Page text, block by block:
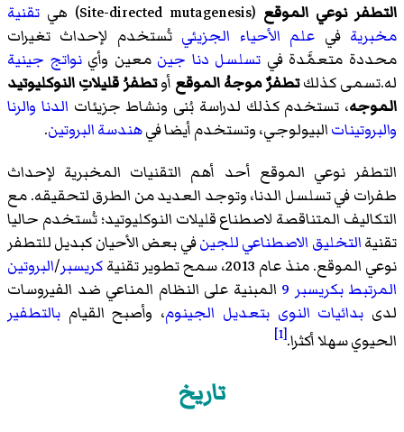
التطفر نوعي الموقع (
Site-directed mutagenesis)‏ هي تقنية
مخبرية في علم الأحياء الجزيئي تُستخدم لإحداث تغيرات
محددة متعمَّدة في تسلسل دنا جين معين وأينواتج جينية
له.تسمى كذلكتطفرٌ موجهُ الموقع أوتطفرُ قليلاتِ النوكليوتيد
الموجه، تستخدم كذلك لدراسة بُنى ونشاط جزيئات الدنا والرنا
والبروتيناتالبيولوجي، وتستخدم أيضا فيهندسة البروتين.
التطفر نوعي الموقع أحد أهم التقنيات المخبرية لإحداث
طفرات في تسلسل الدنا، وتوجد العديد من الطرق لتحقيقه. مع
التكاليف المتناقصة لاصطناع قليلات النوكليوتيد؛ تُستخدم حاليا
تقنيةالتخليق الاصطناعي للجينفي بعض الأحيان كبديل للتطفر
نوعي الموقع. منذ عام 2013، سمح تطوير تقنية
كريسبر/البروتين
المرتبط بكريسبر 9
المبنية على النظام المناعي ضد الفيروسات
لدى بدائيات النوى بتعديل الجينوم، وأصبح القيام بالتطفير
الحيوي سهلا أكثرا.[1]
تاريخ